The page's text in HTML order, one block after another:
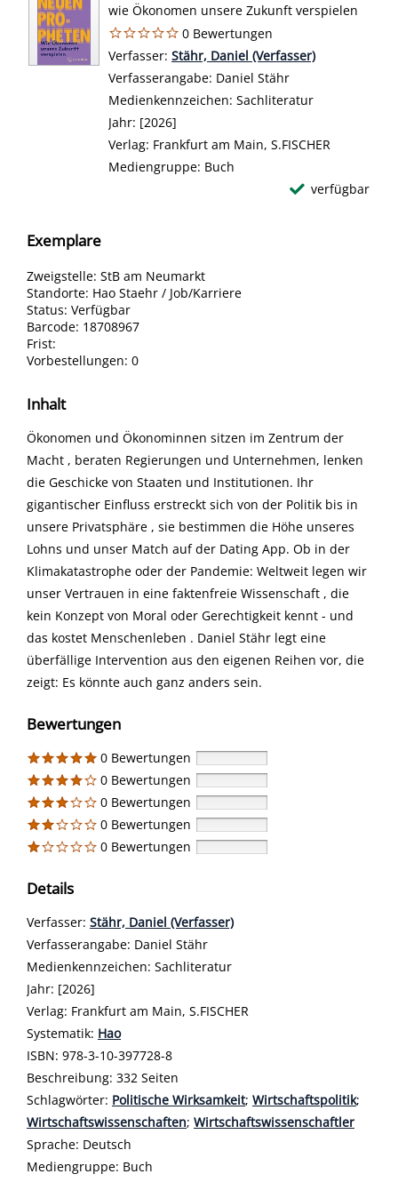
wie Ökonomen unsere Zukunft verspielen
0 Bewertungen
Verfasser: Suche nach diesem Verfasser
Stähr, Daniel (Verfasser)
Verfasserangabe: Daniel Stähr
Medienkennzeichen: Sachliteratur
Jahr: [2026]
Verlag: Frankfurt am Main, S.FISCHER
Mediengruppe: Buch
verfügbar
Exemplare
Zweigstelle: StB am Neumarkt
Standorte: Hao Staehr / Job/Karriere
Status: Verfügbar
Barcode: 18708967
Frist:
Vorbestellungen: 0
Inhalt
Ökonomen und Ökonominnen sitzen im Zentrum der
Macht , beraten Regierungen und Unternehmen, lenken
die Geschicke von Staaten und Institutionen. Ihr
gigantischer Einfluss erstreckt sich von der Politik bis in
unsere Privatsphäre , sie bestimmen die Höhe unseres
Lohns und unser Match auf der Dating App. Ob in der
Klimakatastrophe oder der Pandemie: Weltweit legen wir
unser Vertrauen in eine faktenfreie Wissenschaft , die
kein Konzept von Moral oder Gerechtigkeit kennt - und
das kostet Menschenleben . Daniel Stähr legt eine
überfällige Intervention aus den eigenen Reihen vor, die
zeigt: Es könnte auch ganz anders sein.
Bewertungen
0 Bewertungen
0 Bewertungen
0 Bewertungen
0 Bewertungen
0 Bewertungen
Details
Verfasser: Suche nach diesem Verfasser
Stähr, Daniel (Verfasser)
Verfasserangabe: Daniel Stähr
Medienkennzeichen: Sachliteratur
Jahr: [2026]
Verlag: Frankfurt am Main, S.FISCHER
opens in new tab
Diesen Link in neuem Tab öffnen
Systematik: Suche nach dieser Systematik
Hao
Suche nach diesem Interessenskreis
ISBN: 978-3-10-397728-8
Beschreibung: 332 Seiten
Schlagwörter: Politische Wirksamkeit; Wirtschaftspolitik;
Wirtschaftswissenschaften; Wirtschaftswissenschaftler
Suche nach dieser Beteiligten Person
Sprache: Deutsch
Mediengruppe: Buch